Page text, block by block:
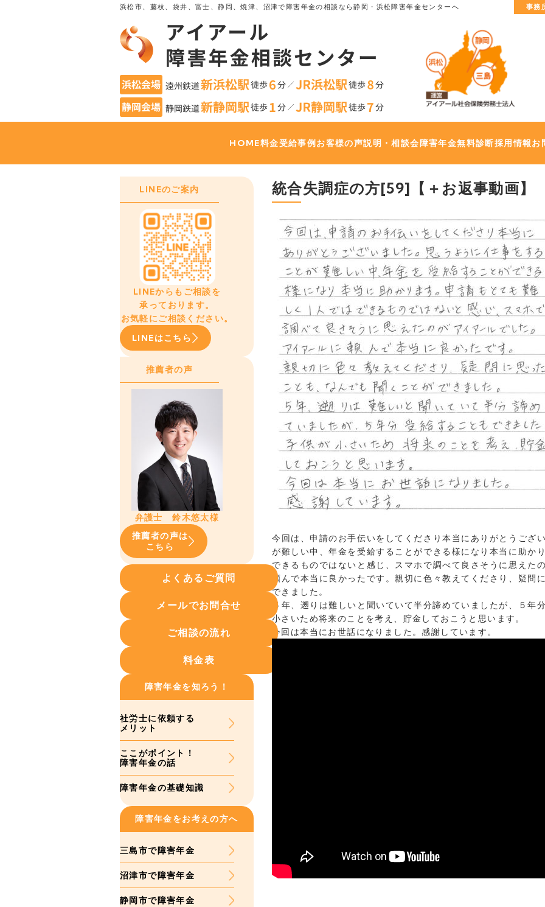
浜松市、藤枝、袋井、富士、静岡、焼津、沼津で障害年金の相談なら静岡・浜松障害年金センターへ 事務
HOME料金受給事例お客様の声説明・相談会障害年金無料診断採用情報お
統合失調症の方[59]【＋お返事動画】
今回は、申請のお手伝いをしてくださり本当にありがとうござ
が難しい中、年金を受給することができる様になり本当に助か
できるものではないと感じ、スマホで調べて良さそうに思えた
頼んで本当に良かったです。親切に色々教えてくださり、疑問
できました。
５年、遡りは難しいと聞いていて半分諦めていましたが、５年
小さいため将来のことを考え、貯金しておこうと思います。
今回は本当にお世話になりました。感謝しています。
LINEのご案内
LINEからもご相談を
承っております。
お気軽にご相談ください。
LINEはこちら
推薦者の声
弁護士 鈴木悠太様
推薦者の声は
こちら
よくあるご質問
メールでお問合せ
ご相談の流れ
料金表
障害年金を知ろう！
社労士に依頼する
メリット
ここがポイント！
障害年金の話
障害年金の基礎知識
障害年金をお考えの方へ
三島市で障害年金
沼津市で障害年金
静岡市で障害年金